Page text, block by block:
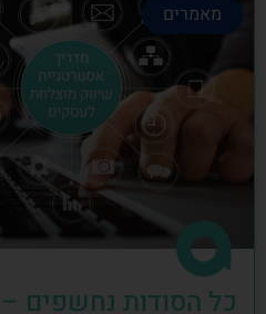
מאמרים
כל הסודות נחשפים